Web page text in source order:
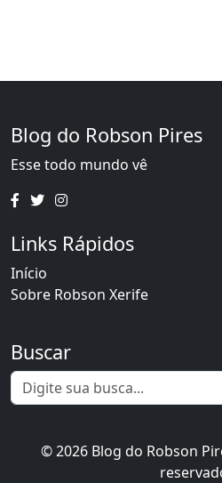
Blog do Robson Pires
Esse todo mundo vê
Links Rápidos
Início
Sobre Robson Xerife
Buscar
© 2026 Blog do Robson